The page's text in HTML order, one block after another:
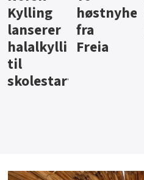
for Açai
Bowl
bli
førstevalg
i lite-